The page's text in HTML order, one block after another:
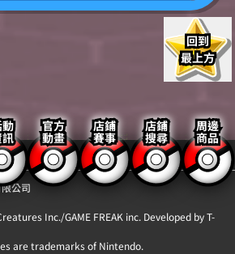
官方
動畫
店鋪
賽事
店鋪
搜尋
周邊
商品
回到
最上方
絡我們】
公司
Inc./GAME FREAK inc. Developed by T-
are trademarks of Nintendo.